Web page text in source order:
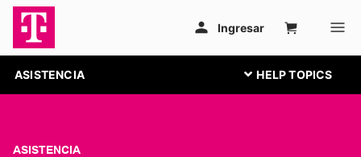
ASISTENCIA
ASISTENCIA